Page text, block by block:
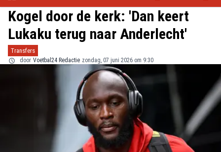
Kogel door de kerk: 'Dan keert
Lukaku terug naar Anderlecht'
Transfers
door Voetbal24 Redactie zondag, 07 juni 2026 om 9:30